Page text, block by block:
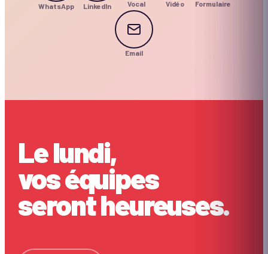
WhatsApp LinkedIn Vocal Vidéo Formulaire
Email
Le lundi,
vos équipes
seront heureuses.